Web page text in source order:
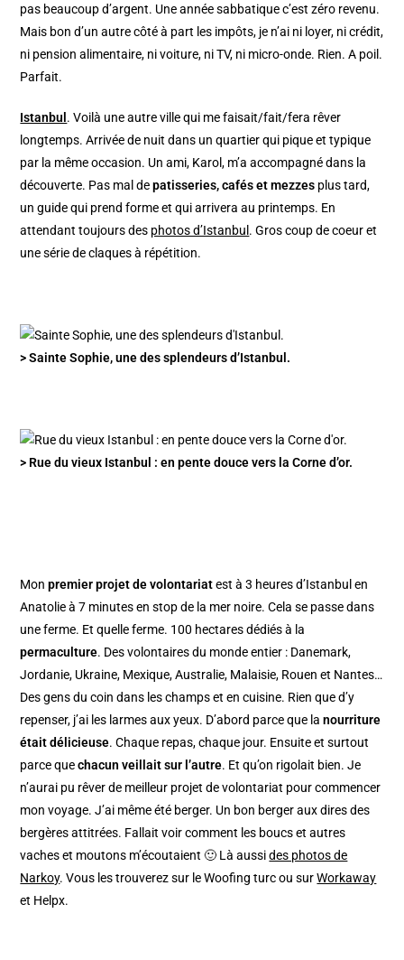
pas beaucoup d’argent. Une année sabbatique c’est zéro revenu.
Mais bon d’un autre côté à part les impôts, je n’ai ni loyer, ni crédit,
ni pension alimentaire, ni voiture, ni TV, ni micro-onde. Rien. A poil.
Parfait.
Istanbul . Voilà une autre ville qui me faisait/fait/fera rêver
longtemps. Arrivée de nuit dans un quartier qui pique et typique
par la même occasion. Un ami, Karol, m’a accompagné dans la
découverte. Pas mal depatisseries, cafés et mezzes plus tard,
un guide qui prend forme et qui arrivera au printemps. En
attendant toujours des photos d’Istanbul . Gros coup de coeur et
une série de claques à répétition.
> Sainte Sophie, une des splendeurs d’Istanbul.
> Rue du vieux Istanbul : en pente douce vers la Corne d’or.
Monpremier projet de volontariatest à 3 heures d’Istanbul en
Anatolie à 7 minutes en stop de la mer noire. Cela se passe dans
une ferme. Et quelle ferme. 100 hectares dédiés à la
permaculture. Des volontaires du monde entier : Danemark,
Jordanie, Ukraine, Mexique, Australie, Malaisie, Rouen et Nantes…
Des gens du coin dans les champs et en cuisine. Rien que d’y
repenser, j’ai les larmes aux yeux. D’abord parce que lanourriture
était délicieuse. Chaque repas, chaque jour. Ensuite et surtout
parce quechacun veillait sur l’autre. Et qu’on rigolait bien. Je
n’aurai pu rêver de meilleur projet de volontariat pour commencer
mon voyage. J’ai même été berger. Un bon berger aux dires des
bergères attitrées. Fallait voir comment les boucs et autres
vaches et moutons m’écoutaient 🙂 Là aussides photos de
Narkoy. Vous les trouverez sur le Woofing turc ou surWorkaway
et Helpx.